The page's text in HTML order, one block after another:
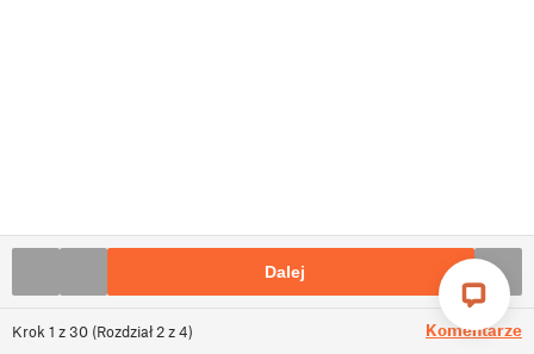
Krok 1 z30 (Rozdział 2z4) Komentarze
Dalej